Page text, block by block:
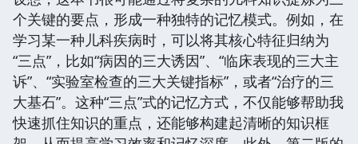
个关键的要点，形成一种独特的记忆模式。例如，在
学习某一种儿科疾病时，可以将其核心特征归纳为
“三点”，比如“病因的三大诱因”、“临床表现的三大主
诉”、“实验室检查的三大关键指标”，或者“治疗的三
大基石”。这种“三点”式的记忆方式，不仅能够帮助我
快速抓住知识的重点，还能够构建起清晰的知识框